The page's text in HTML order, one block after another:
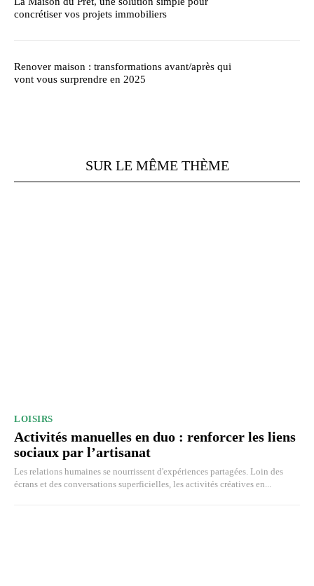
concrétiser vos projets immobiliers
Renover maison : transformations avant/après qui
vont vous surprendre en 2025
SUR LE MÊME THÈME
LOISIRS
Activités manuelles en duo : renforcer les liens
sociaux par l’artisanat
Les relations humaines se nourrissent d'expériences partagées. Loin des
écrans et des conversations superficielles, les activités créatives en...